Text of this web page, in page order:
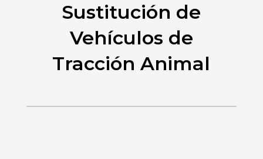
Sustitución de
Vehículos de
Tracción Animal